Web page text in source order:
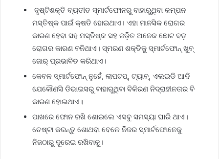
ଦୃଷ୍ଟିଶକ୍ତି ବ୍ୟତୀତ ସ୍ମାର୍ଟଫୋନରୁ ବାହାରୁଥିବା କମ୍ପନ
ମସ୍ତିଷ୍କ ପାଇଁ କ୍ଷତି ହୋଇଥାଏ। ଏହା ମାନସିକ ରୋଗର
କାରଣ ହେବା ସହ ମସ୍ତିଷ୍କ ସହ ଜଡ଼ିତ ଅନେକ ଛୋଟ ବଡ଼
ରୋଗର କାରଣ ବନିଥାଏ। ସ୍ମରଣ ଶକ୍ତିକୁ ସ୍ମାର୍ଟଫୋନ୍ ଖୁବ୍
ଜୋର୍ ପ୍ରଭାବିତ କରିଥାଏ।
କେବଳ ସ୍ମାର୍ଟଫୋନ୍ ନୁହେଁ, ଲାପଟପ୍, ଟ୍ୟାବ୍, ଏଲଇଡି ଆଦି
ଯେକୌଣସି ଡିଭାଇସରୁ ବାହାରୁଥିବା ବିକିରଣ ନିଦ୍ରାହୀନତାର ବି
କାରଣ ହୋଇଥାଏ।
ପାଖରେ ଫୋନ ରଖି ଶୋଇଲେ ଏସବୁ ସମସ୍ୟା ଘାରି ଥାଏ।
ଚେଷ୍ଟା କରନ୍ତୁ ଶୋଥବା ବେଳେ ନିଜର ସ୍ମାର୍ଟଫୋନେକୁ
ନିଜଠାରୁ ଦୂରେଇ ରଖିବାକୁ।